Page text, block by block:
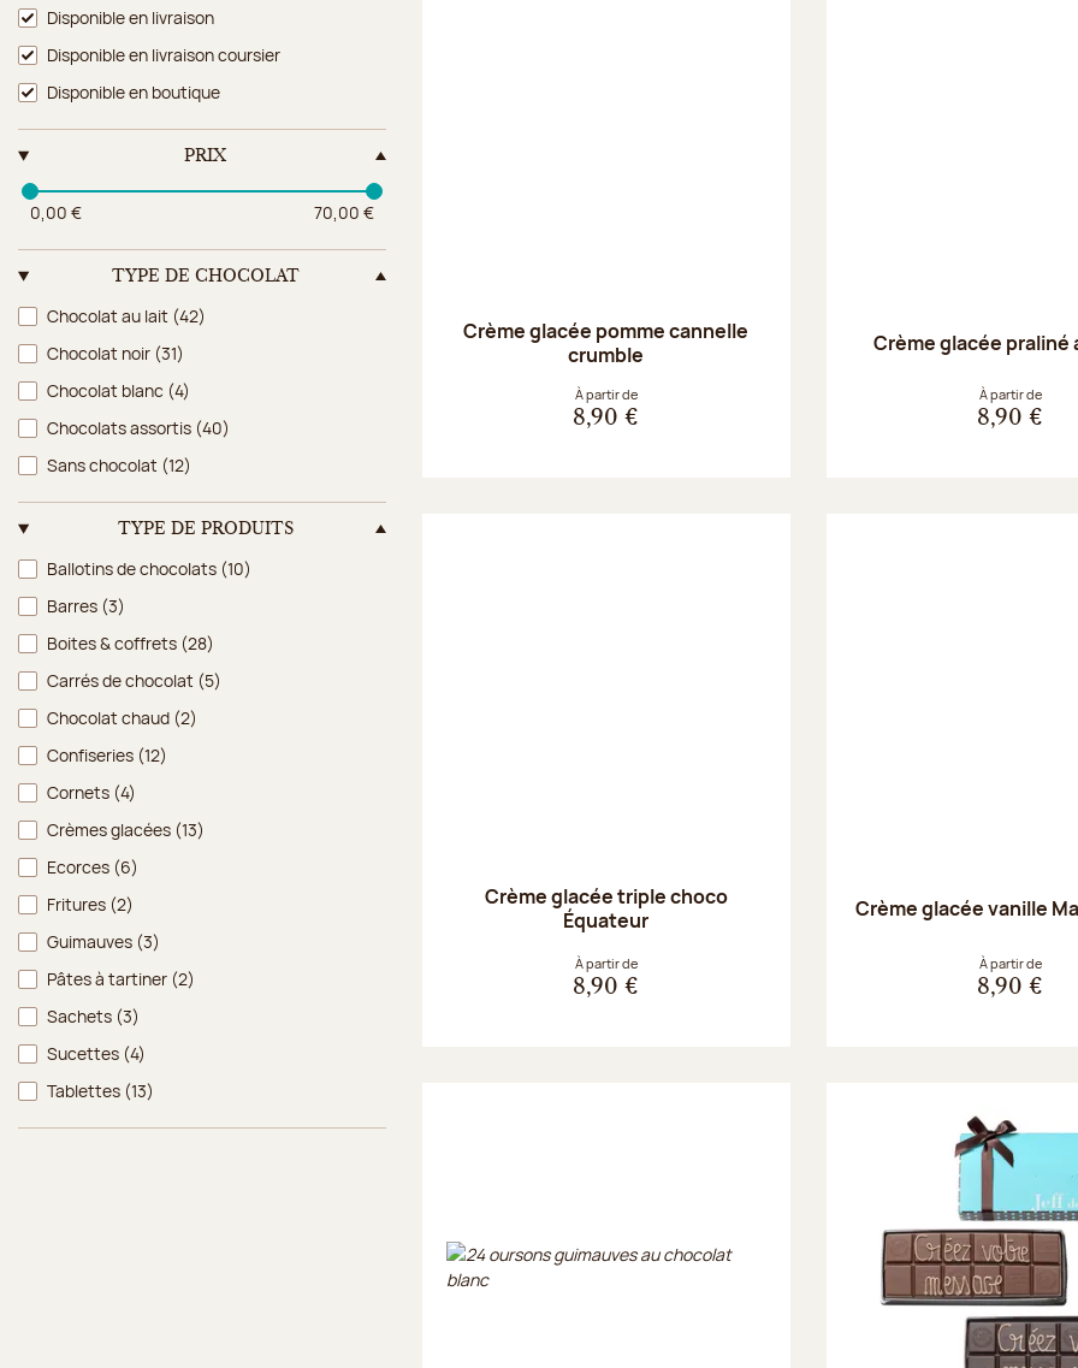
Disponible en livraison
Disponible en livraison coursier
Disponible en boutique
PRIX
0,00 € 70,00 €
TYPE DE CHOCOLAT
Type de chocolat
Chocolat au lait (42)
Chocolat noir (31)
Chocolat blanc (4)
Chocolats assortis (40)
Sans chocolat (12)
TYPE DE PRODUITS
Type de produits
Ballotins de chocolats (10)
Barres (3)
Boites & coffrets (28)
Carrés de chocolat (5)
Chocolat chaud (2)
Confiseries (12)
Cornets (4)
Crèmes glacées (13)
Ecorces (6)
Fritures (2)
Guimauves (3)
Pâtes à tartiner (2)
Sachets (3)
Sucettes (4)
Tablettes (13)
Crème glacée pomme cannelle
crumble
À partir de
8,90 €
Crème glacée praliné
À partir de
8,90 €
Crème glacée triple choco
Équateur
À partir de
8,90 €
Crème glacée vanille
À partir de
8,90 €